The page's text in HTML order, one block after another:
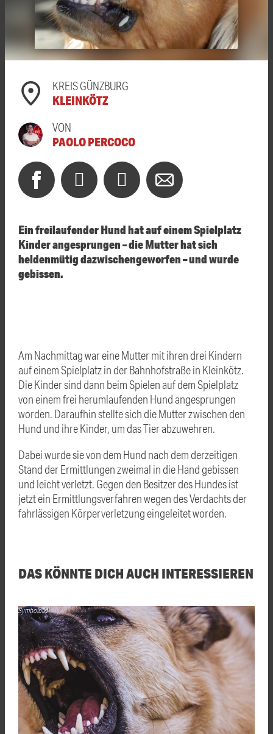
KREIS GÜNZBURG
KLEINKÖTZ
VON
PAOLO PERCOCO
Ein freilaufender Hund hat auf einem Spielplatz
Kinder angesprungen – die Mutter hat sich
heldenmütig dazwischengeworfen – und wurde
gebissen.
Am Nachmittag war eine Mutter mit ihren drei Kindern
auf einem Spielplatz in der Bahnhofstraße in Kleinkötz.
Die Kinder sind dann beim Spielen auf dem Spielplatz
von einem frei herumlaufenden Hund angesprungen
worden. Daraufhin stellte sich die Mutter zwischen den
Hund und ihre Kinder, um das Tier abzuwehren.
Dabei wurde sie von dem Hund nach dem derzeitigen
Stand der Ermittlungen zweimal in die Hand gebissen
und leicht verletzt. Gegen den Besitzer des Hundes ist
jetzt ein Ermittlungsverfahren wegen des Verdachts der
fahrlässigen Körperverletzung eingeleitet worden.
DAS KÖNNTE DICH AUCH INTERESSIEREN
Symbolbild